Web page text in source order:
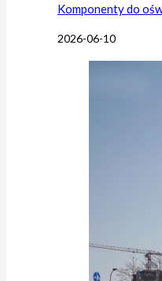
Komponenty do
2026-06-10